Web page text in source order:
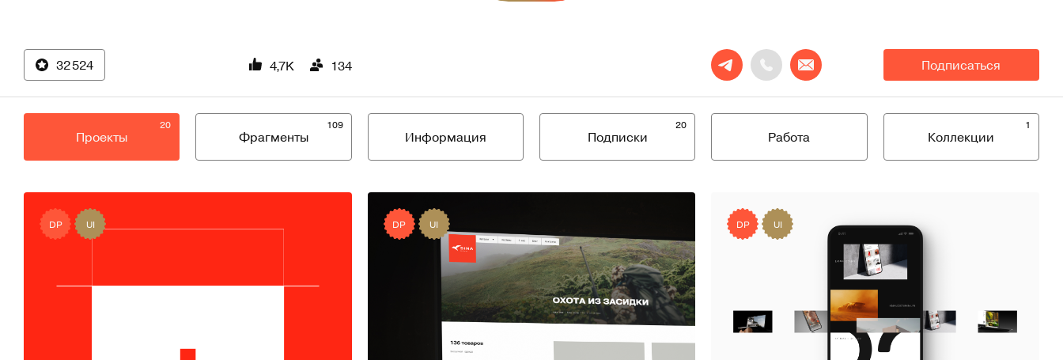
32 524 4,7K 134 Подписаться
20
Проекты
109
Фрагменты Информация
20
Подписки Работа
1
Коллекции
DP UI DP UI DP UI